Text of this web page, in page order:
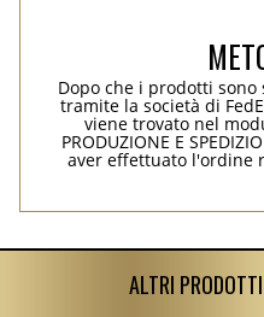
Dopo che i prodotti
tramite la società di
viene trovato nel
PRODUZIONE E
aver effettuato l'ordine
ALTRI